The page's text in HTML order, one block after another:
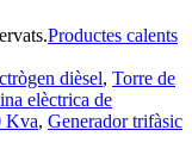
Productes calents
dièsel, Torre de
elèctrica de
Kva, Generador trifàsic